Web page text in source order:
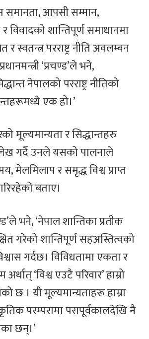
समानता, आपसी सम्मान,
विवादको शान्तिपूर्ण समाधानमा
स्वतन्त्र परराष्ट्र नीति अवलम्बन
‘प्रचण्ड’ले भने,
नेपालको परराष्ट्र नीतिको
एक हो।’
मूल्यमान्यता र सिद्धान्तहरु
गर्दै उनले यसको पालनाले
मेलमिलाप र समृद्ध विश्व प्राप्त
बताए।
भने, ‘नेपाल शान्तिका प्रतीक
गरेको शान्तिपूर्ण सहअस्तित्वको
गर्दछ। विविधतामा एकता र
‘विश्व एउटै परिवार’ हाम्रो
छ । यी मूल्यमान्यताहरू हाम्रा
परम्परामा परापूर्वकालदेखि नै
छन्।’